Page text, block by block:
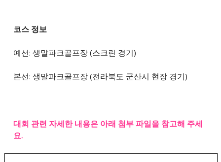
코스 정보
예선: 생말파크골프장 (스크린 경기)
본선: 생말파크골프장 (전라북도 군산시 현장 경기)
대회 관련 자세한 내용은 아래 첨부 파일을 참고해 주세
요.